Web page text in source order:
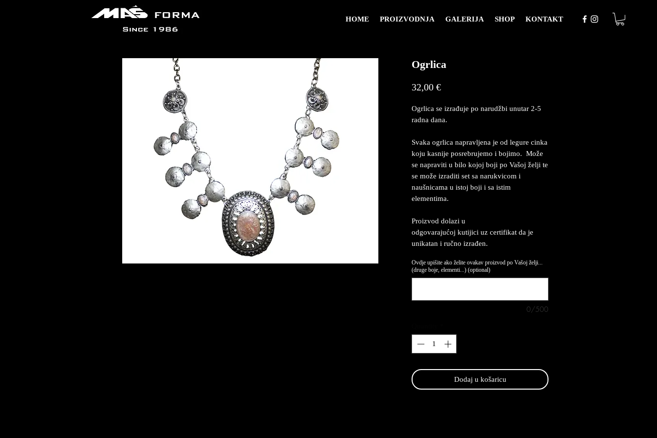
HOME PROIZVODNJA GALERIJA SHOP KONTAKT
Ogrlica
32,00 €Price
Ogrlica se izrađuje po narudžbi unutar 2-5
radna dana.
Svaka ogrlica napravljena je od legure cinka
koju kasnije posrebrujemo i bojimo. Može
se napraviti u bilo kojoj boji po Vašoj želji te
se može izraditi set sa narukvicom i
naušnicama u istoj boji i sa istim
elementima.
Proizvod dolazi u
odgovarajućoj kutijici uz certifikat da je
unikatan i ručno izrađen.
Ovdje upišite ako želite ovakav proizvod po Vašoj želji...
(druge boje, elementi...) (optional)
0/500
Dodaj u košaricu